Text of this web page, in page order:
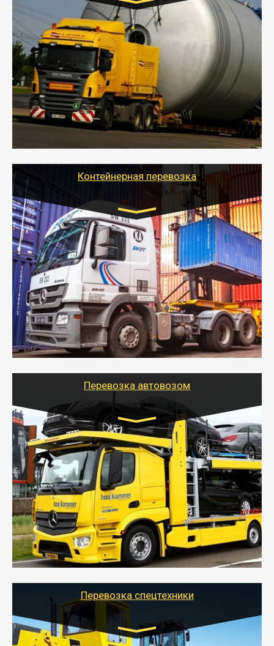
Цена за км. Рассчитывается
индивидуально
- Перевозка техники и негабаритных грузов
осуществляется после получения разрешения на
перевозку (обычно 7-14 дней).
- Тайгер Логистик в короткие сроки поможет вам
качественно и безопасно перевезти негабаритные
грузы по всей России тралом, манипулятором и
другим транспортом и подобрать оптимальный
Контейнерная перевозка
Цена за км. Рассчитывается
индивидуально
- Контейнерные грузоперевозки на специальном
оборудованном транспорте быстро, качественно и
безопасно.
- Наша транспортная компания поможет
организовать доставку в порт и из порта
стандартных контейнеров на контейнеровозе,
шаландах и площадках (открытых кузовах),
используя надежные крепления.
Перевозка автовозом
Цена за км. Рассчитывается
индивидуально
- Перевозка автовозом от Тайгер Логистик – это
быстрый и безопасный способ доставить несколько
легковых автомобилей за одну поездку в другой
город.
- Наша транспортная компания организует доставку
машин автовозом, подобрав оптимальный маршрут с
учетом всех особенности по пути следования.
Перевозка спецтехники